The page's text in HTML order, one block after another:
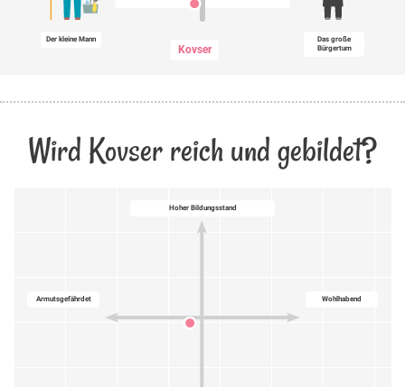
Der kleine Mann
Kovser
Das große
Bürgertum
Wird Kovser reich und gebildet?
Hoher Bildungsstand
Wohlhabend
Armutsgefährdet